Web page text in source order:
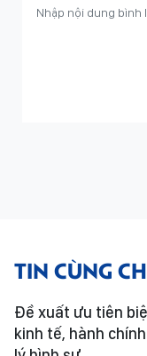
TIN CÙNG
Đề xuất ưu tiên
kinh tế, hành